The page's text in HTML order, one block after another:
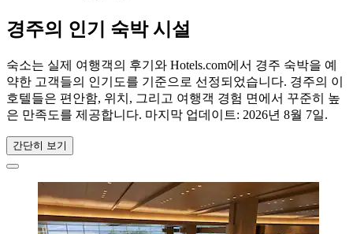
경주의 인기 숙박 시설
숙소는 실제 여행객의 후기와 Hotels.com에서 경주 숙박을 예
약한 고객들의 인기도를 기준으로 선정되었습니다. 경주의 이
호텔들은 편안함, 위치, 그리고 여행객 경험 면에서 꾸준히 높
은 만족도를 제공합니다. 마지막 업데이트: 2026년 8월 7일.
간단히 보기